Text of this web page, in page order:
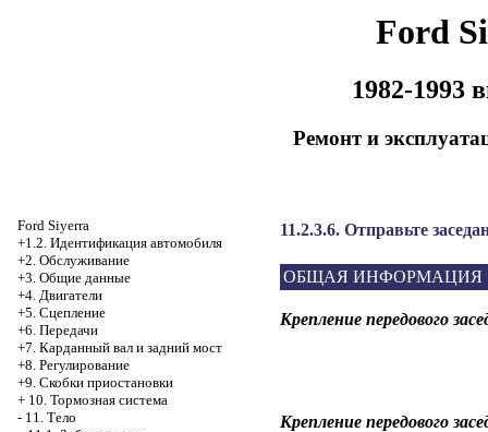
Ford
1982-1993
Ремонт и
Ford Siyerra
+1.2. Идентификация автомобиля
+2. Обслуживание
+3. Общие данные
+4. Двигатели
+5. Сцепление
+6. Передачи
+7. Карданный вал и задний мост
+8. Регулирование
+9. Скобки приостановки
+ 10. Тормозная система
- 11. Тело
11.2.3.6. Отправьте
ОБЩАЯ ИНФОРМАЦИЯ
Крепление передового
Крепление передового